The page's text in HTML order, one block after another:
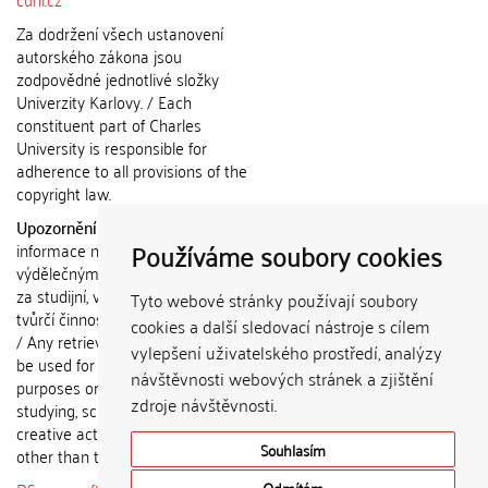
Používáme soubory cookies
Tyto webové stránky používají soubory
cookies a další sledovací nástroje s cílem
vylepšení uživatelského prostředí, analýzy
návštěvnosti webových stránek a zjištění
zdroje návštěvnosti.
Souhlasím
Za dodržení všech ustanovení
autorského zákona jsou
zodpovědné jednotlivé složky
Univerzity Karlovy. / Each
constituent part of Charles
University is responsible for
adherence to all provisions of the
copyright law.
Upozornění / Notice:
informace nemohou být použity k
výdělečným účelům nebo vydávány
za studijní, vědeckou nebo jinou
tvůrčí činnost jiné osoby než autora.
/ Any retrieved information shall not
be used for any commercial
purposes or claimed as results of
studying, scientific or any other
creative activities of any person
other than the author.